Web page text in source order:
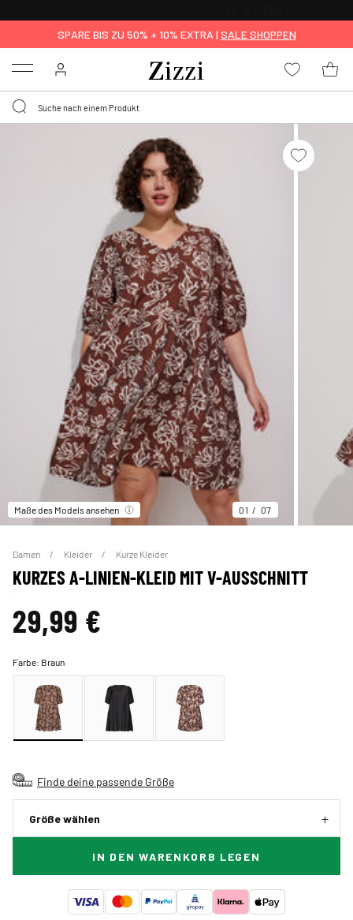
SPARE BIS ZU 50% + 10% EXTRA | SALE SHOPPEN
Menu
Maße des Models ansehen 01 07
Damen Kleider Kurze Kleider
KURZES A-LINIEN-KLEID MIT V-AUSSCHNITT
29,99 €
Farbe: Braun
Finde deine passende Größe
Größe wählen
IN DEN WARENKORB LEGEN